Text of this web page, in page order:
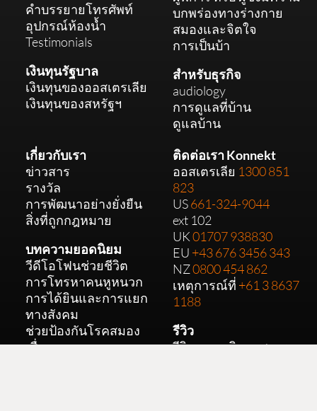
คำบรรยายโทรศัพท์
อุปกรณ์ห้องน้ำ
Testimonials
เงินทุนรัฐบาล
เงินทุนของออสเตรเลีย
เงินทุนของสหรัฐฯ
บกพร่องทางร่างกาย
สมองและจิตใจ
การเป็นบ้า
สำหรับธุรกิจ
audiology
การดูแลที่บ้าน
ดูแลบ้าน
เกี่ยวกับเรา
ข่าวสาร
รางวัล
การพัฒนาอย่างยั่งยืน
สิ่งที่ถูกกฎหมาย
บทความยอดนิยม
วีดีโอโฟนช่วยชีวิต
การโทรหาคนหูหนวก
การได้ยินและการแยก
ทางสังคม
ช่วยป้องกันโรคสมอง
เสื่อม
ติดต่อเรา Konnekt
ออสเตรเลีย 1300 851
823
US661-324-9044
ext 102
UK01707 938830
EU +43 676 3456 343
NZ0800 454 862
เหตุการณ์ที่ +61 3 8637
1188
รีวิว
รีวิวของกูเกิลออสเตร